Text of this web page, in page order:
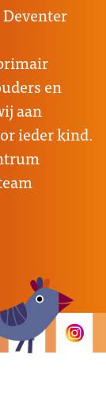
en
aan
ieder kind.